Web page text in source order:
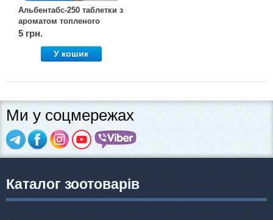
Завантажити інструкцію.
Альбентабс-250 таблетки з
ароматом топленого
молока №1, OLKAR.
5 грн.
У кошик
Ми у соцмережах
Каталог зоотоварів